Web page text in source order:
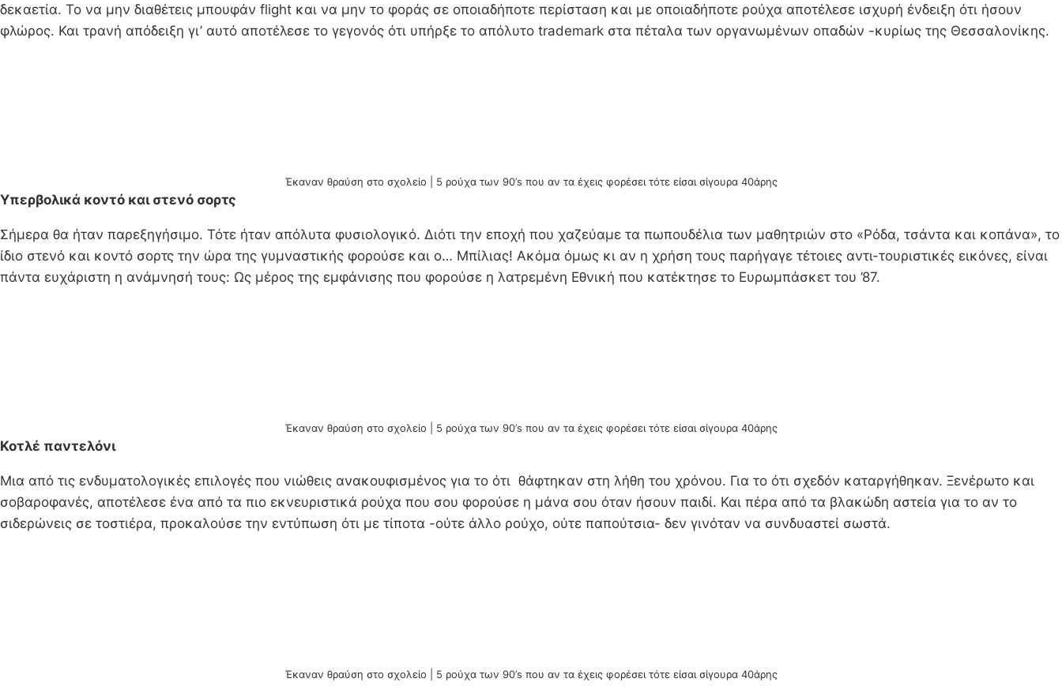
δεκαετία. Το να μην διαθέτεις μπουφάν flight και να μην το φοράς σε οποιαδήποτε περίσταση και με οποιαδήποτε ρούχα αποτέλεσε ισχυρή ένδειξη ότι ήσουν
φλώρος. Και τρανή απόδειξη γι’ αυτό αποτέλεσε το γεγονός ότι υπήρξε το απόλυτο trademark στα πέταλα των οργανωμένων οπαδών -κυρίως της Θεσσαλονίκης.
Έκαναν θραύση στο σχολείο | 5 ρούχα των 90’s που αν τα έχεις φορέσει τότε είσαι σίγουρα 40άρης
Υπερβολικά κοντό και στενό σορτς
Σήμερα θα ήταν παρεξηγήσιμο. Τότε ήταν απόλυτα φυσιολογικό. Διότι την εποχή που χαζεύαμε τα πωπουδέλια των μαθητριών στο «Ρόδα, τσάντα και κοπάνα», το
ίδιο στενό και κοντό σορτς την ώρα της γυμναστικής φορούσε και ο… Μπίλιας! Ακόμα όμως κι αν η χρήση τους παρήγαγε τέτοιες αντι-τουριστικές εικόνες, είναι
πάντα ευχάριστη η ανάμνησή τους: Ως μέρος της εμφάνισης που φορούσε η λατρεμένη Εθνική που κατέκτησε το Ευρωμπάσκετ του ’87.
Έκαναν θραύση στο σχολείο | 5 ρούχα των 90’s που αν τα έχεις φορέσει τότε είσαι σίγουρα 40άρης
Κοτλέ παντελόνι
Μια από τις ενδυματολογικές επιλογές που νιώθεις ανακουφισμένος για το ότι θάφτηκαν στη λήθη του χρόνου. Για το ότι σχεδόν καταργήθηκαν. Ξενέρωτο και
σοβαροφανές, αποτέλεσε ένα από τα πιο εκνευριστικά ρούχα που σου φορούσε η μάνα σου όταν ήσουν παιδί. Και πέρα από τα βλακώδη αστεία για το αν το
σιδερώνεις σε τοστιέρα, προκαλούσε την εντύπωση ότι με τίποτα -ούτε άλλο ρούχο, ούτε παπούτσια- δεν γινόταν να συνδυαστεί σωστά.
Έκαναν θραύση στο σχολείο | 5 ρούχα των 90’s που αν τα έχεις φορέσει τότε είσαι σίγουρα 40άρης